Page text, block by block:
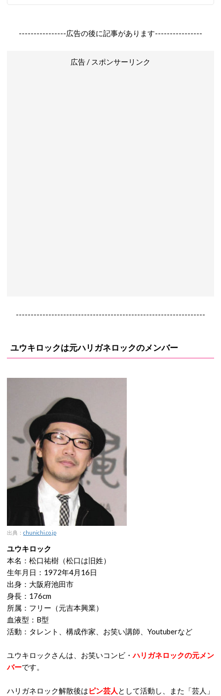
----------------広告の後に記事があります----------------
広告 / スポンサーリンク
----------------------------------------------------------------
ユウキロックは元ハリガネロックのメンバー
出典： chunichi.co.jp
ユウキロック
本名：松口祐樹（松口は旧姓）
生年月日：1972年4月16日
出身：大阪府池田市
身長：176cm
所属：フリー（元吉本興業）
血液型：B型
活動：タレント、構成作家、お笑い講師、Youtuberなど
ユウキロックさんは、お笑いコンビ・ハリガネロックの元メン
バーです。
ハリガネロック解散後はピン芸人 として活動し、また「芸人」